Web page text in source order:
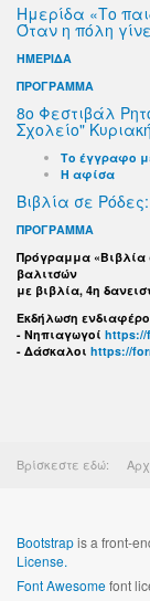
Ημερίδα «Το
Όταν η πόλη
ΗΜΕΡΙΔΑ
ΠΡΟΓΡΑΜΜΑ
8ο Φεστιβάλ
Σχολείο"
Το έγγραφο
Η αφίσα
Βιβλία σε
ΠΡΟΓΡΑΜΜΑ
Πρόγραμμα «Βιβλία
βαλιτσών
με βιβλία, 4η
Εκδήλωση
- Νηπιαγωγοί https://
- Δάσκαλοι https://
Βρίσκεστε εδώ:
Bootstrapis a front-
License.
Font Awesomefont